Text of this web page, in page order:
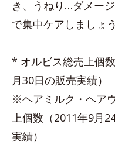
き、うねり…ダメー
で集中ケアしましょ
* オルビス総売上個
月30日の販売実績）
※ヘアミルク・ヘア
上個数（2011年9月
実績）